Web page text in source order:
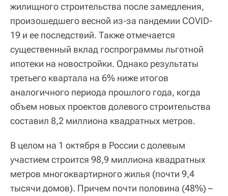
жилищного строительства после замедления,
произошедшего весной из-за пандемии COVID-
19 и ее последствий. Также отмечается
существенный вклад госпрограммы льготной
ипотеки на новостройки. Однако результаты
третьего квартала на 6% ниже итогов
аналогичного периода прошлого года, когда
объем новых проектов долевого строительства
составил 8,2 миллиона квадратных метров.
В целом на 1 октября в России с долевым
участием строится 98,9 миллиона квадратных
метров многоквартирного жилья (почти 9,4
тысячи домов). Причем почти половина (48%) –